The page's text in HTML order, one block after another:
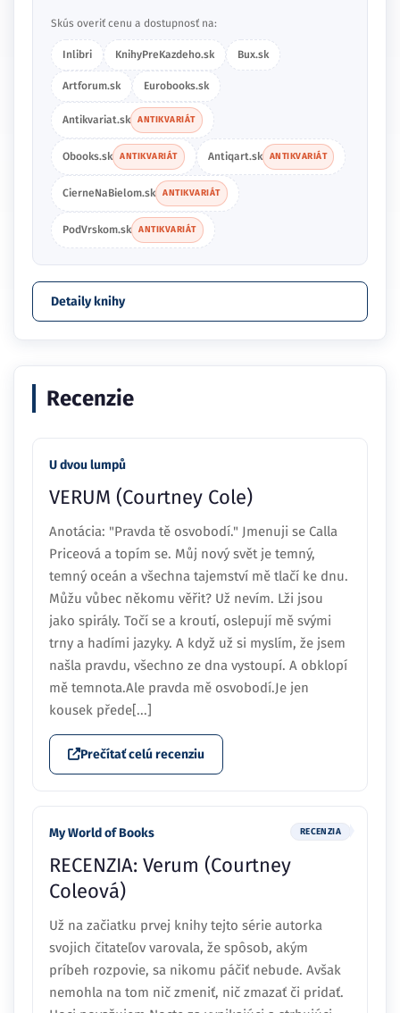
Skús overiť cenu a dostupnosť na:
Inlibri KnihyPreKazdeho.sk Bux.sk
Artforum.sk Eurobooks.sk
Antikvariat.sk ANTIKVARIÁT
Obooks.sk ANTIKVARIÁT Antiqart.sk ANTIKVARIÁT
CierneNaBielom.sk ANTIKVARIÁT
PodVrskom.sk ANTIKVARIÁT
Detaily knihy
Recenzie
U dvou lumpů
VERUM (Courtney Cole)
Anotácia: "Pravda tě osvobodí." Jmenuji se Calla
Priceová a topím se. Můj nový svět je temný,
temný oceán a všechna tajemství mě tlačí ke dnu.
Můžu vůbec někomu věřit? Už nevím. Lži jsou
jako spirály. Točí se a kroutí, oslepují mě svými
trny a hadími jazyky. A když už si myslím, že jsem
našla pravdu, všechno ze dna vystoupí. A obklopí
mě temnota.Ale pravda mě osvobodí.Je jen
kousek přede[...]
Prečítať celú recenziu
My World of Books RECENZIA
RECENZIA: Verum (Courtney
Coleová)
Už na začiatku prvej knihy tejto série autorka
svojich čitateľov varovala, že spôsob, akým
príbeh rozpovie, sa nikomu páčiť nebude. Avšak
nemohla na tom nič zmeniť, nič zmazať či pridať.